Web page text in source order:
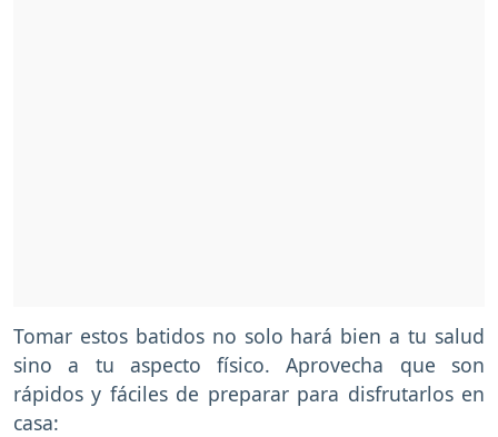
Tomar estos batidos no solo hará bien a tu salud
sino a tu aspecto físico. Aprovecha que son
rápidos y fáciles de preparar para disfrutarlos en
casa: